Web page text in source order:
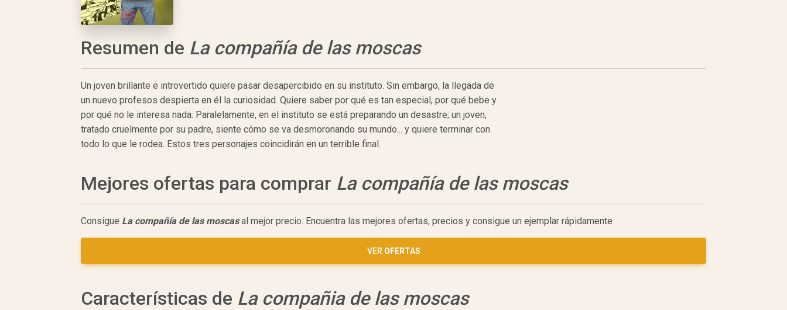
Resumen de La compañía de las moscas
Un joven brillante e introvertido quiere pasar desapercibido en su instituto. Sin embargo, la llegada de
un nuevo profesos despierta en él la curiosidad. Quiere saber por qué es tan especial, por qué bebe y
por qué no le interesa nada. Paralelamente, en el instituto se está preparando un desastre; un joven,
tratado cruelmente por su padre, siente cómo se va desmoronando su mundo... y quiere terminar con
todo lo que le rodea. Estos tres personajes coincidirán en un terrible final.
Mejores ofertas para comprar La compañía de las moscas
Consigue La compañía de las moscasal mejor precio. Encuentra las mejores ofertas, precios y consigue un ejemplar rápidamente
VER OFERTAS
Características de La compañia de las moscas